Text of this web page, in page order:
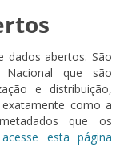
dados abertos. São
Nacional que são
e distribuição,
como a
que os
acesse esta página